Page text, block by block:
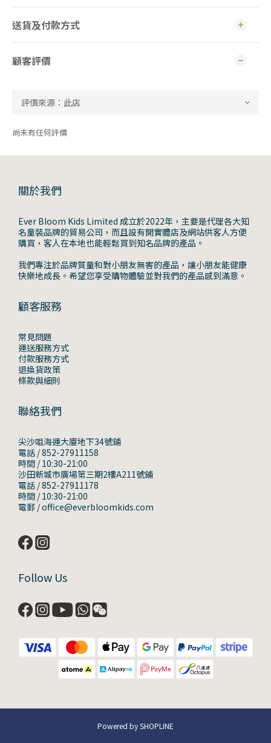
送貨及付款方式
顧客評價
尚未有任何評價
關於我們
Ever Bloom Kids Limited 成立於2022年，主要是代理各大知
名童裝品牌的貿易公司，而且設有開實體店及網站供客人方便
購買，客人在本地也能輕鬆買到知名品牌的產品。
我們專注於品牌質量和對小朋友無害的產品，讓小朋友能健康
快樂地成長。希望您享受購物體驗並對我們的產品感到滿意。
顧客服務
常見問題
運送服務方式
付款服務方式
退換貨政策
條款與細則
聯絡我們
尖沙咀海運大廈地下34號鋪
電話 / 852-27911158
時間 / 10:30-21:00
沙田新城市廣場第三期2樓A211號鋪
電話 / 852-27911178
時間 / 10:30-21:00
電郵 / office@everbloomkids.com
Follow Us
Powered by SHOPLINE